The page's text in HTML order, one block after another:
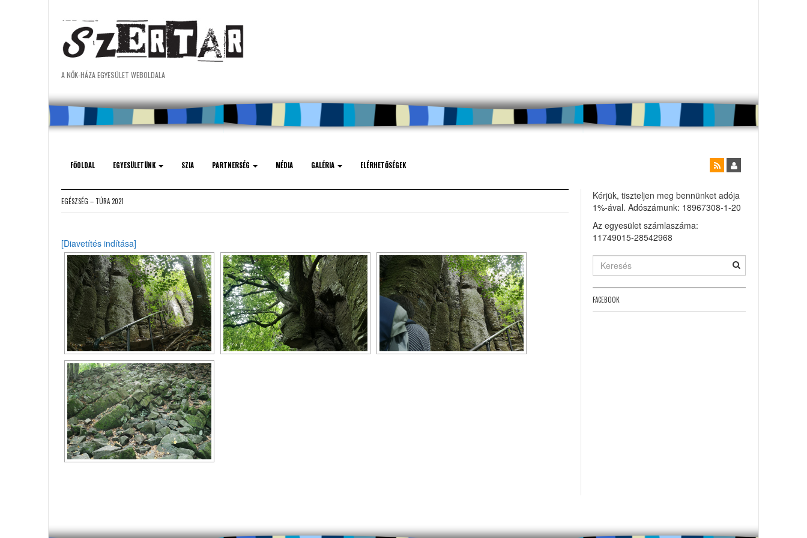
A NŐK-HÁZA EGYESÜLET WEBOLDALA
FŐOLDAL EGYESÜLETÜNK SZIA PARTNERSÉG MÉDIA GALÉRIA ELÉRHETŐSÉGEK
EGÉSZSÉG – TÚRA 2021
[Diavetítés indítása]
Kérjük, tiszteljen meg bennünket adója
1%-ával. Adószámunk: 18967308-1-20
Az egyesület számlaszáma:
11749015-28542968
FACEBOOK